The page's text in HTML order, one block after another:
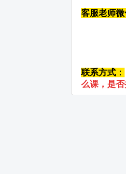
客服老师微
联系方式：
么课，是否